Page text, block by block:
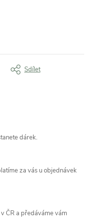
Sdílet
dárek.
za vás u objednávek
ČR a předáváme vám